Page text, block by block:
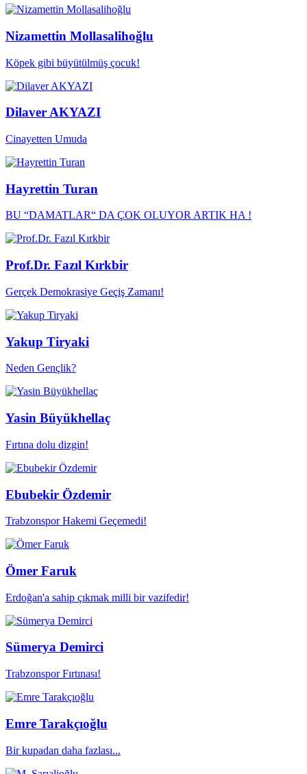
Nizamettin Mollasalihoğlu
Köpek gibi büyütülmüş çocuk!
Dilaver AKYAZI
Cinayetten Umuda
Hayrettin Turan
BU “DAMATLAR“ DA ÇOK OLUYOR ARTIK HA !
Prof.Dr. Fazıl Kırkbir
Gerçek Demokrasiye Geçiş Zamanı!
Yakup Tiryaki
Neden Gençlik?
Yasin Büyükhellaç
Fırtına dolu dizgin!
Ebubekir Özdemir
Trabzonspor Hakemi Geçemedi!
Ömer Faruk
Erdoğan'a sahip çıkmak milli bir vazifedir!
Sümerya Demirci
Trabzonspor Fırtınası!
Emre Tarakçıoğlu
Bir kupadan daha fazlası...